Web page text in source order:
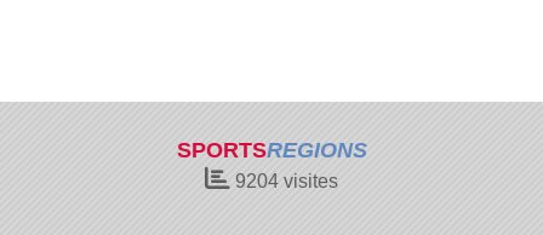
SPORTSREGIONS
9204 visites